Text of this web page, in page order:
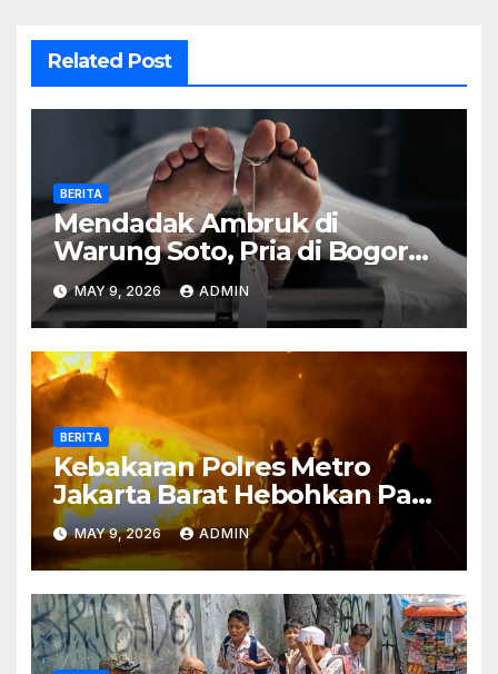
Related Post
BERITA
Mendadak Ambruk di
Warung Soto, Pria di Bogor
Meninggal Sebelum Makan
MAY 9, 2026 ADMIN
BERITA
Kebakaran Polres Metro
Jakarta Barat Hebohkan Pagi
Hari, Ini Fakta Terbarunya
MAY 9, 2026 ADMIN